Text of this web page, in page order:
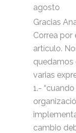
agosto
Gracias
Correa por
artículo.
quedamos
varias
1.-
cambio